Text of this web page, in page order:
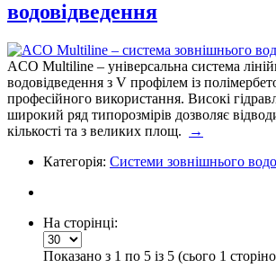
водовідведення
ACO Multiline – універсальна система
водовідведення з V профілем із
професійного використання. Високі
широкий ряд типорозмірів дозволяє
кількості та з великих площ.
→
Категорія: Системи зовнішнього
На сторінці:
Показано з 1 по 5 із 5 (сього 1